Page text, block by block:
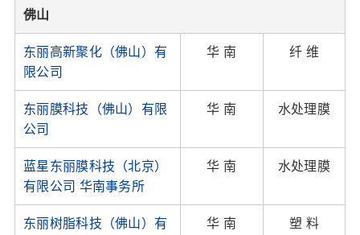
佛山
东丽高新聚化（佛山）有
限公司
华 南 纤 维
东丽膜科技（佛山）有限
公司
华 南 水处理膜
蓝星东丽膜科技（北京）
有限公司 华南事务所
华 南 水处理膜
东丽树脂科技（佛山）有
华 南 塑 料